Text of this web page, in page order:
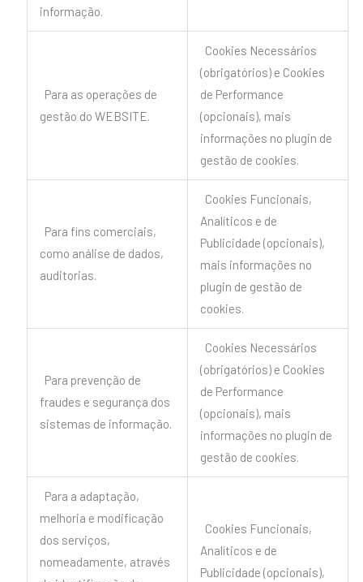
informação.
Para as operações de
gestão do WEBSITE.
Cookies Necessários
(obrigatórios) e Cookies
de Performance
(opcionais), mais
informações no plugin de
gestão de cookies.
Para fins comerciais,
como análise de dados,
auditorias.
Cookies Funcionais,
Analíticos e de
Publicidade (opcionais),
mais informações no
plugin de gestão de
cookies.
Para prevenção de
fraudes e segurança dos
sistemas de informação.
Cookies Necessários
(obrigatórios) e Cookies
de Performance
(opcionais), mais
informações no plugin de
gestão de cookies.
Para a adaptação,
melhoria e modificação
dos serviços,
nomeadamente, através
Cookies Funcionais,
Analíticos e de
Publicidade (opcionais),